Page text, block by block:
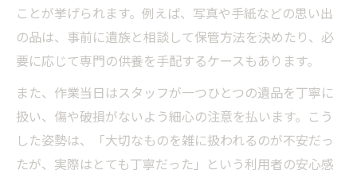
ことが挙げられます。例えば、写真や手紙などの思い出
の品は、事前に遺族と相談して保管方法を決めたり、必
要に応じて専門の供養を手配するケースもあります。
また、作業当日はスタッフが一つひとつの遺品を丁寧に
扱い、傷や破損がないよう細心の注意を払います。こう
した姿勢は、「大切なものを雑に扱われるのが不安だっ
たが、実際はとても丁寧だった」という利用者の安心感